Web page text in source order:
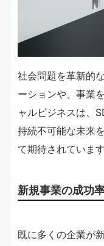
社会問題を革新的
ーションや、事業
ャルビジネスは、
持続不可能な未来
て期待されています
新規事業の成功
既に多くの企業が